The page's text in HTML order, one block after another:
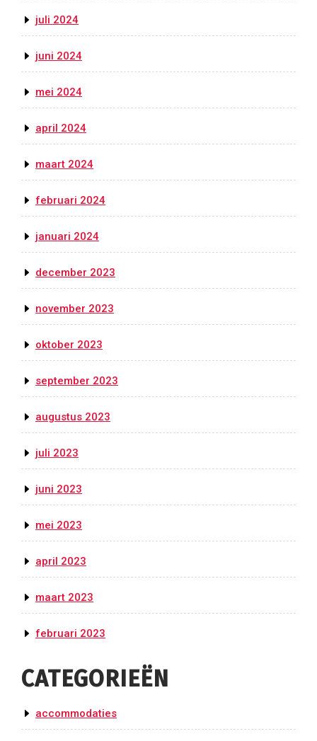
juli 2024
juni 2024
mei 2024
april 2024
maart 2024
februari 2024
januari 2024
december 2023
november 2023
oktober 2023
september 2023
augustus 2023
juli 2023
juni 2023
mei 2023
april 2023
maart 2023
februari 2023
CATEGORIEËN
accommodaties